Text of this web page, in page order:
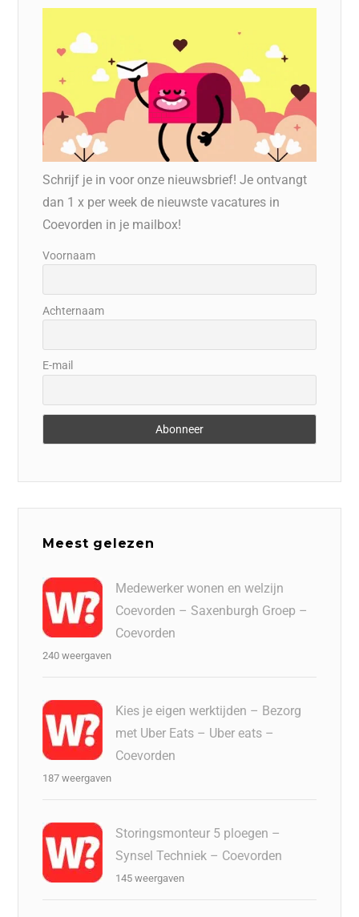
Schrijf je in voor onze nieuwsbrief! Je ontvangt
dan 1 x per week de nieuwste vacatures in
Coevorden in je mailbox!
Voornaam
Achternaam
E-mail
Meest gelezen
Medewerker wonen en welzijn
Coevorden – Saxenburgh Groep –
Coevorden
240 weergaven
Kies je eigen werktijden – Bezorg
met Uber Eats – Uber eats –
Coevorden
187 weergaven
Storingsmonteur 5 ploegen –
Synsel Techniek – Coevorden
145 weergaven